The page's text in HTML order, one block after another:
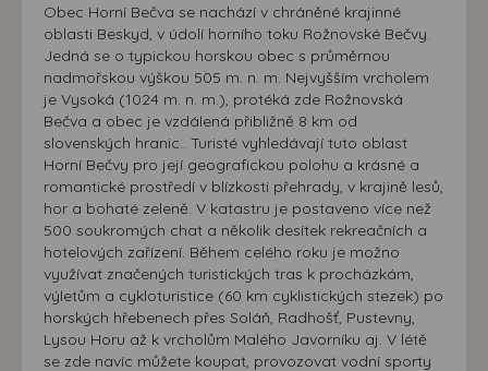
Obec Horní Bečva se nachází v chráněné krajinné
oblasti Beskyd, v údolí horního toku Rožnovské Bečvy.
Jedná se o typickou horskou obec s průměrnou
nadmořskou výškou 505 m. n. m. Nejvyšším vrcholem
je Vysoká (1024 m. n. m.), protéká zde Rožnovská
Bečva a obec je vzdálená přibližně 8 km od
slovenských hranic.. Turisté vyhledávají tuto oblast
Horní Bečvy pro její geografickou polohu a krásné a
romantické prostředí v blízkosti přehrady, v krajině lesů,
hor a bohaté zeleně. V katastru je postaveno více než
500 soukromých chat a několik desítek rekreačních a
hotelových zařízení. Během celého roku je možno
využívat značených turistických tras k procházkám,
výletům a cykloturistice (60 km cyklistických stezek) po
horských hřebenech přes Soláň, Radhošť, Pustevny,
Lysou Horu až k vrcholům Malého Javorníku aj. V létě
se zde navíc můžete koupat, provozovat vodní sporty